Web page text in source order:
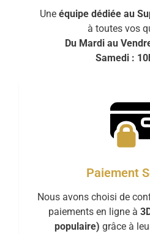
Une équipe dédiée au
à toutes vos
Du Mardi au
Samedi :
Paiement
Nous avons choisi de
paiements en ligne à
populaire) grâce à